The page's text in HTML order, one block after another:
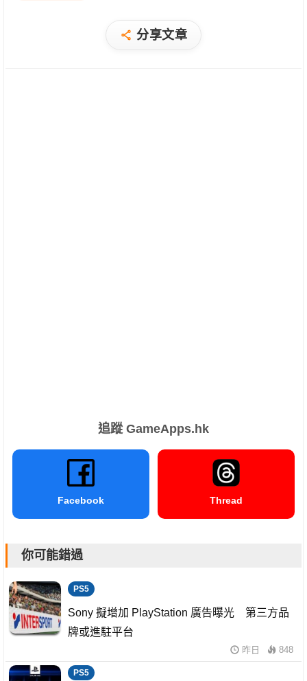
分享文章
追蹤 GameApps.hk
Facebook Thread
你可能錯過
PS5
Sony 擬增加 PlayStation 廣告曝光 第三方品
牌或進駐平台
昨日 848
PS5